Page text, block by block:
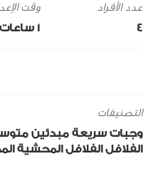
4
وقت
1 ساعات
التصنيفات
وجبات سريعة مبدئين
الفلافل الفلافل المحشية